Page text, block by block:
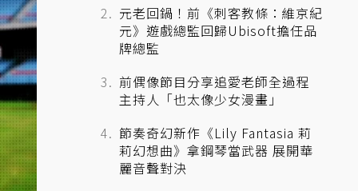
元老回鍋！前《刺客教條：維京紀
元》遊戲總監回歸Ubisoft擔任品
牌總監
前偶像節目分享追愛老師全過程
主持人「也太像少女漫畫」
節奏奇幻新作《Lily Fantasia 莉
莉幻想曲》拿鋼琴當武器 展開華
麗音聲對決